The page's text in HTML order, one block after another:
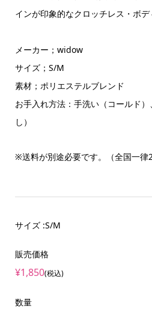
インが印象的なクロッチレス・ボデ
メーカー；widow
サイズ；S/M
素材；ポリエステルブレンド
お手入れ方法：手洗い（コールド
し）
※送料が別途必要です。（全国一律
サイズ :S/M
販売価格
¥1,850(税込)
数量